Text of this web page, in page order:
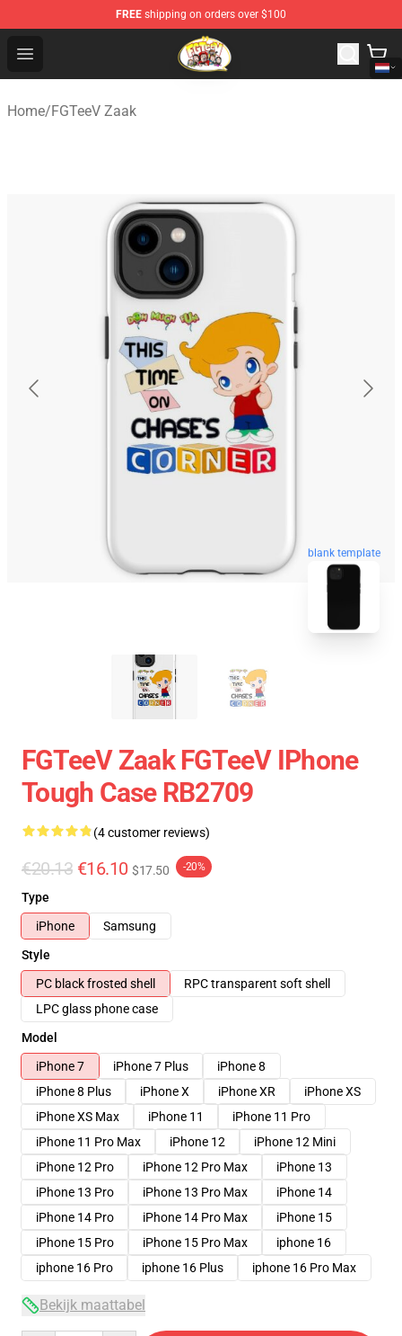
FREE shipping on orders over $100
Open menu
FGTeeV Store - Official FGTeeV Merchandise Shop
Home/FGTeeV Zaak
blank template
FGTeeV Zaak FGTeeV IPhone
Tough Case RB2709
(4 customer reviews)
€20.13 €16.10 $17.50 -20%
Type
iPhone
Samsung
Style
PC black frosted shell
RPC transparent soft shell
LPC glass phone case
Model
iPhone 7
iPhone 7 Plus
iPhone 8
iPhone 8 Plus
iPhone X iPhone XR
iPhone XS
iPhone XS Max
iPhone 11
iPhone 11 Pro
iPhone 11 Pro Max
iPhone 12
iPhone 12 Mini
iPhone 12 Pro
iPhone 12 Pro Max
iPhone 13
iPhone 13 Pro
iPhone 13 Pro Max
iPhone 14
iPhone 14 Pro
iPhone 14 Pro Max
iPhone 15
iPhone 15 Pro
iPhone 15 Pro Max
iphone 16
iphone 16 Pro
iphone 16 Plus iphone 16 Pro Max
Bekijk maattabel